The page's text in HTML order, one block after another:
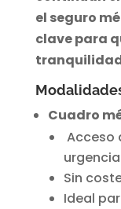
el seguro
clave para
Cuadro
Acceso
Sin
Ideal